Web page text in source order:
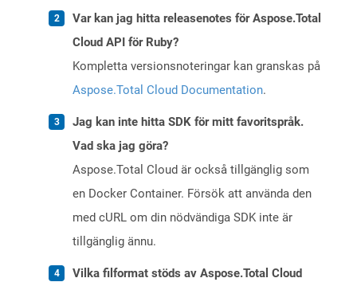
Var kan jag hitta releasenotes för Aspose.Total
Cloud API för Ruby?
Kompletta versionsnoteringar kan granskas på
Aspose.Total Cloud Documentation.
Jag kan inte hitta SDK för mitt favoritspråk.
Vad ska jag göra?
Aspose.Total Cloud är också tillgänglig som
en Docker Container. Försök att använda den
med cURL om din nödvändiga SDK inte är
tillgänglig ännu.
Vilka filformat stöds av Aspose.Total Cloud